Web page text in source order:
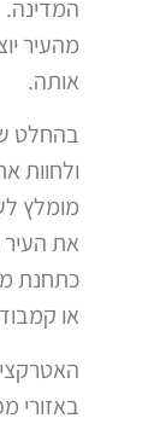
המדינה.
מהעיר
אותה.
בהחלט
ולחוות
מומלץ
את
כתחנת
או
באזורי